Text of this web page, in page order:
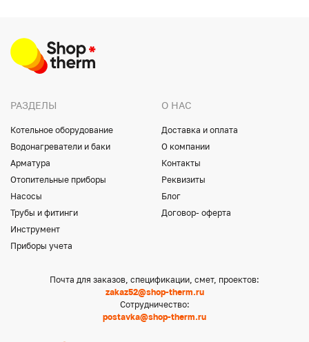
РАЗДЕЛЫ
Котельное оборудование
Водонагреватели и баки
Арматура
Отопительные приборы
Насосы
Трубы и фитинги
Инструмент
Приборы учета
О НАС
Доставка и оплата
О компании
Контакты
Реквизиты
Блог
Договор- оферта
Почта для заказов, спецификации, смет, проектов:
zakaz52@shop-therm.ru
Сотрудничество:
postavka@shop-therm.ru